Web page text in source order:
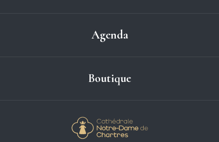
Agenda
Boutique